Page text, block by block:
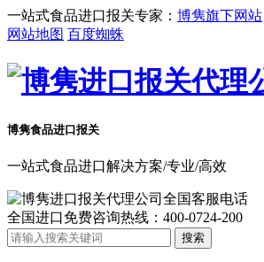
一站式食品进口报关专家： 博隽旗下网站
网站地图 百度蜘蛛
博隽食品进口报关
一站式食品进口解决方案/专业/高效
全国进口免费咨询热线： 400-0724-200